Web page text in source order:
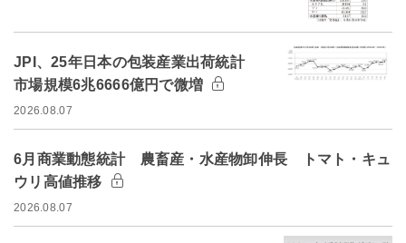
JPI、25年日本の包装産業出荷統計
市場規模6兆6666億円で微増
2026.08.07
6月商業動態統計 農畜産・水産物卸伸長 トマト・キュ
ウリ高値推移
2026.08.07